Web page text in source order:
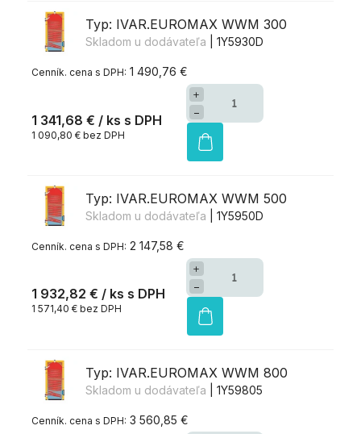
Typ: IVAR.EUROMAX WWM 300
Skladom u dodávateľa | 1Y5930D
1 490,76 €
1 341,68 € / ks
1 090,80 € bez DPH
+
−
Typ: IVAR.EUROMAX WWM 500
Skladom u dodávateľa | 1Y5950D
2 147,58 €
1 932,82 € / ks
1 571,40 € bez DPH
+
−
Typ: IVAR.EUROMAX WWM 800
Skladom u dodávateľa | 1Y59805
3 560,85 €